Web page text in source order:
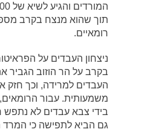
תוך שהוא מנצח בקרב
רומאיים.
ניצחון העבדים על
בקרב על הר הוזוב הגביר
העבדים למרידה, וכך חזק
משמעותית. עבור
בידי צבא עבדים לא
גם הביא לתפישה כי המרד